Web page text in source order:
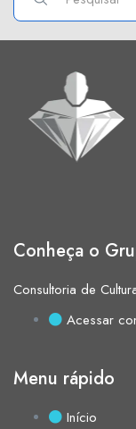
Conheça o
Consultoria de
Acessar
Menu rápido
Início